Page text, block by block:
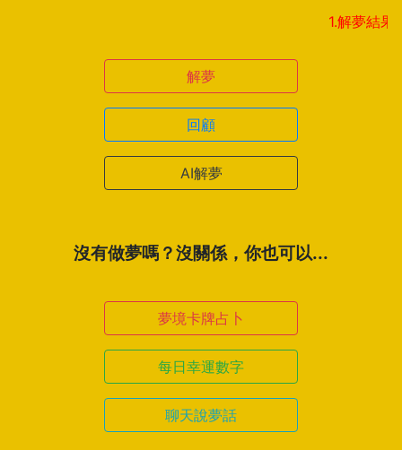
1.解夢結果頁新增見
解夢
回顧
AI解夢
沒有做夢嗎？沒關係，你也可以...
夢境卡牌占卜
每日幸運數字
聊天說夢話